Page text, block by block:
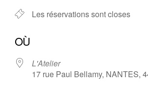
Les réservations sont closes
OÙ
L'Atelier
17 rue Paul Bellamy, NANTES,